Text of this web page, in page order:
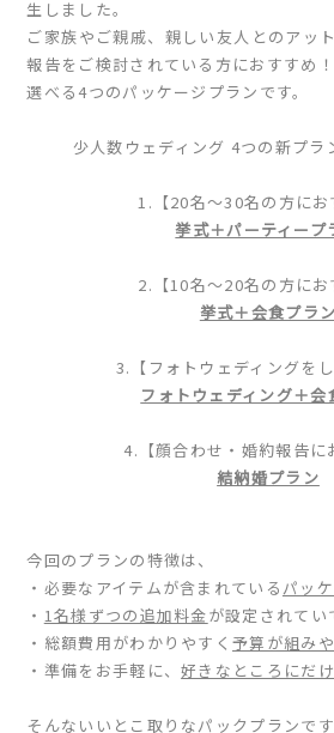
生しました。
ご家族やご親戚、親しい友人とのアッ
報告をご検討されている方におすすめ！
選べる4つのパッケージプランです。
少人数ウェディング 4つの新プ
1.【20名〜30名の方にお
挙式＋パーティープ
2.【10名〜20名の方にお
挙式＋会食プラン
3.【フォトウェディングをし
フォトウェディング＋会
4.【顔合わせ・婚約報告に
結納婚プラン
今回のプランの特徴は、
・必要なアイテムが含まれているパッ
・ 1名様ずつの追加料金が設定されて
・総額費用がわかりやすく予算が組み
・準備をお手軽に、好きなところにだけ
そんないいとこ取りなパックプランです